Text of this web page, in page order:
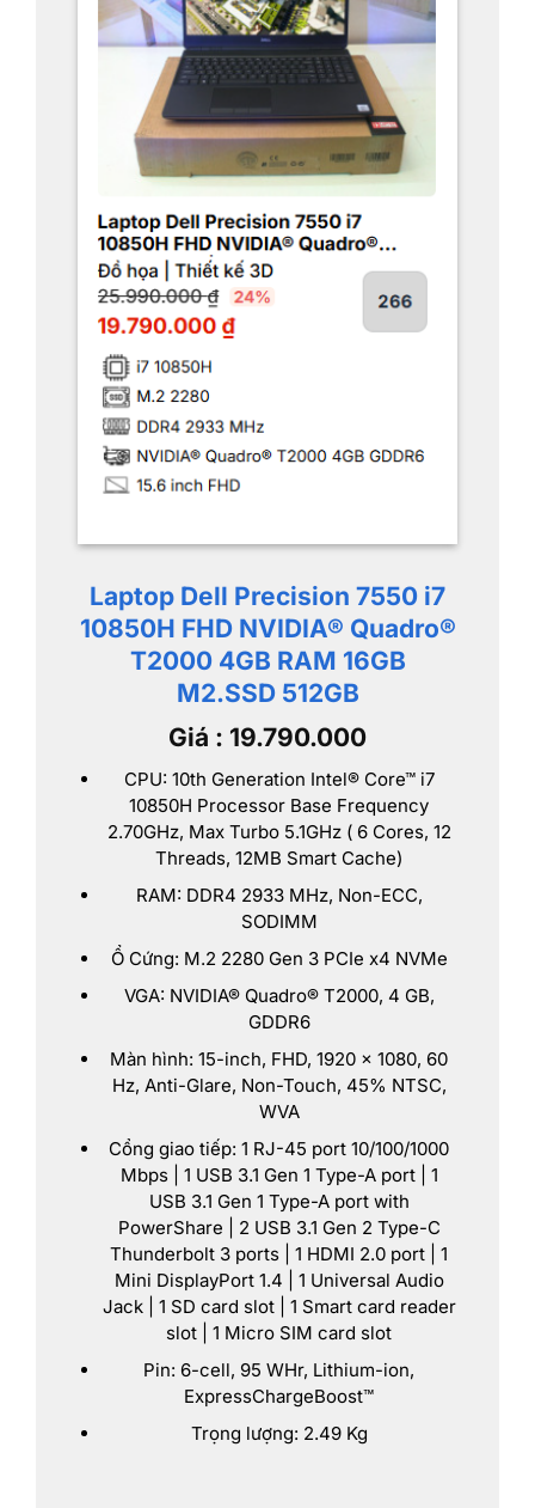
Laptop Dell Precision 7550 i7
10850H FHD NVIDIA® Quadro®
T2000 4GB RAM 16GB
M2.SSD 512GB
Giá : 19.790.000
CPU: 10th Generation Intel® Core™ i7
10850H Processor Base Frequency
2.70GHz, Max Turbo 5.1GHz ( 6 Cores, 12
Threads, 12MB Smart Cache)
RAM: DDR4 2933 MHz, Non-ECC,
SODIMM
Ổ Cứng: M.2 2280 Gen 3 PCIe x4 NVMe
VGA: NVIDIA® Quadro® T2000, 4 GB,
GDDR6
Màn hình: 15-inch, FHD, 1920 x 1080, 60
Hz, Anti-Glare, Non-Touch, 45% NTSC,
WVA
Cổng giao tiếp: 1 RJ-45 port 10/100/1000
Mbps | 1 USB 3.1 Gen 1 Type-A port | 1
USB 3.1 Gen 1 Type-A port with
PowerShare | 2 USB 3.1 Gen 2 Type-C
Thunderbolt 3 ports | 1 HDMI 2.0 port | 1
Mini DisplayPort 1.4 | 1 Universal Audio
Jack | 1 SD card slot | 1 Smart card reader
slot | 1 Micro SIM card slot
Pin: 6-cell, 95 WHr, Lithium-ion,
ExpressChargeBoost™
Trọng lượng: 2.49 Kg